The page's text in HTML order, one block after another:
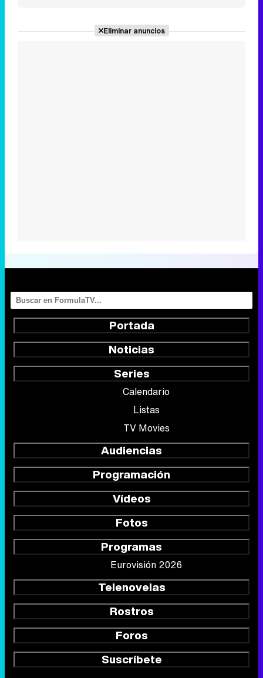
Eliminar anuncios
Portada
Noticias
Series
Calendario
Listas
TV Movies
Audiencias
Programación
Vídeos
Fotos
Programas
Eurovisión 2026
Telenovelas
Rostros
Foros
Suscríbete